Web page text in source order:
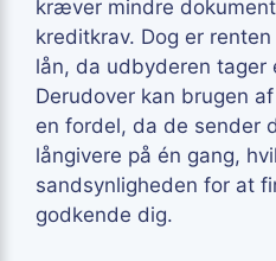
kræver mindre
kreditkrav. Dog er
lån, da udbyderen tager
Derudover kan brugen
en fordel, da de sender
långivere på én gang,
sandsynligheden for at
godkende dig.